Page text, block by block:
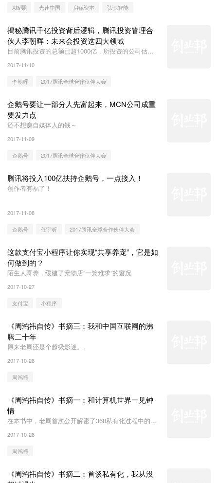
X板栗 光速中国 启赋资本 弘驰智能
揭秘腾讯千亿投资背后逻辑，腾讯投资管理合
伙人李朝晖：未来会投资这四大领域
目前腾讯投资的总额已超1000亿，所投资的公司估值
2017-11-10
李朝晖 2017腾讯全球合作伙伴大会
企鹅号要让一部分人先富起来，MCN公司成重
要发力点
还不想赚自媒体人的钱～
2017-11-09
企鹅号 2017腾讯全球合作伙伴大会
腾讯将投入100亿扶持企鹅号，一点接入！
创作者有福了！
2017-11-08
企鹅号 任宇昕 2017腾讯全球合作伙伴大会
这款支付宝小程序让你实现“共享养宠”，它是如
何做到的？
陌生人寄养，缓建了宠物店“一笼难求”的窘况
2017-10-27
支付宝 小程序
《周鸿祎自传》书摘三：我和中国互联网的沸
腾二十年
原来老周还是个超级影迷。。
2017-10-26
周鸿祎
《周鸿祎自传》书摘一：和计算机世界一见钟
情
在本书中，老周首次公开解密了360私有化过程中的诸
2017-10-26
周鸿祎
《周鸿祎自传》书摘二：首谈私有化，我从没